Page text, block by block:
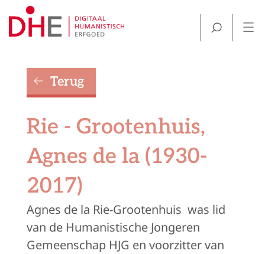
Terug
Rie - Grootenhuis,
Agnes de la (1930-
2017)
Agnes de la Rie-Grootenhuis was lid
van de Humanistische Jongeren
Gemeenschap HJG en voorzitter van